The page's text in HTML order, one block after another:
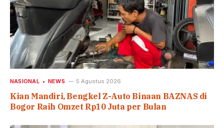
NASIONAL NEWS 5 Agustus 2026
Kian Mandiri, Bengkel Z-Auto Binaan BAZNAS di
Bogor Raih Omzet Rp10 Juta per Bulan